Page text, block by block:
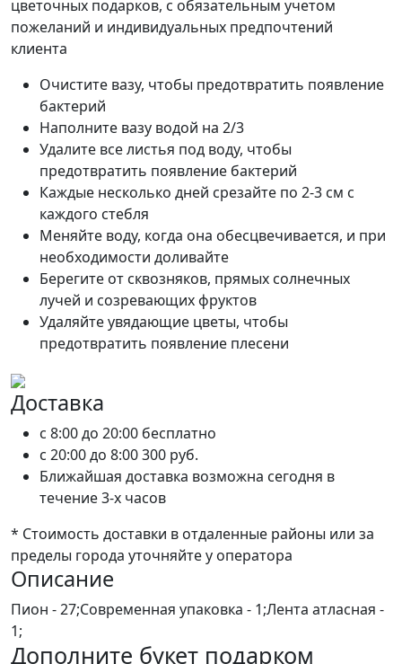
цветочных подарков, с обязательным учетом
пожеланий и индивидуальных предпочтений
клиента
Очистите вазу, чтобы предотвратить появление
бактерий
Наполните вазу водой на 2/3
Удалите все листья под воду, чтобы
предотвратить появление бактерий
Каждые несколько дней срезайте по 2-3 см с
каждого стебля
Меняйте воду, когда она обесцвечивается, и при
необходимости доливайте
Берегите от сквозняков, прямых солнечных
лучей и созревающих фруктов
Удаляйте увядающие цветы, чтобы
предотвратить появление плесени
Доставка
c 8:00 до 20:00 бесплатно
c 20:00 до 8:00300 руб.
Ближайшая доставка возможна сегодня в
течение 3-х часов
* Стоимость доставки в отдаленные районы или за
пределы города уточняйте у оператора
Описание
Пион - 27;Современная упаковка - 1;Лента атласная -
1;
Дополните букет подарком